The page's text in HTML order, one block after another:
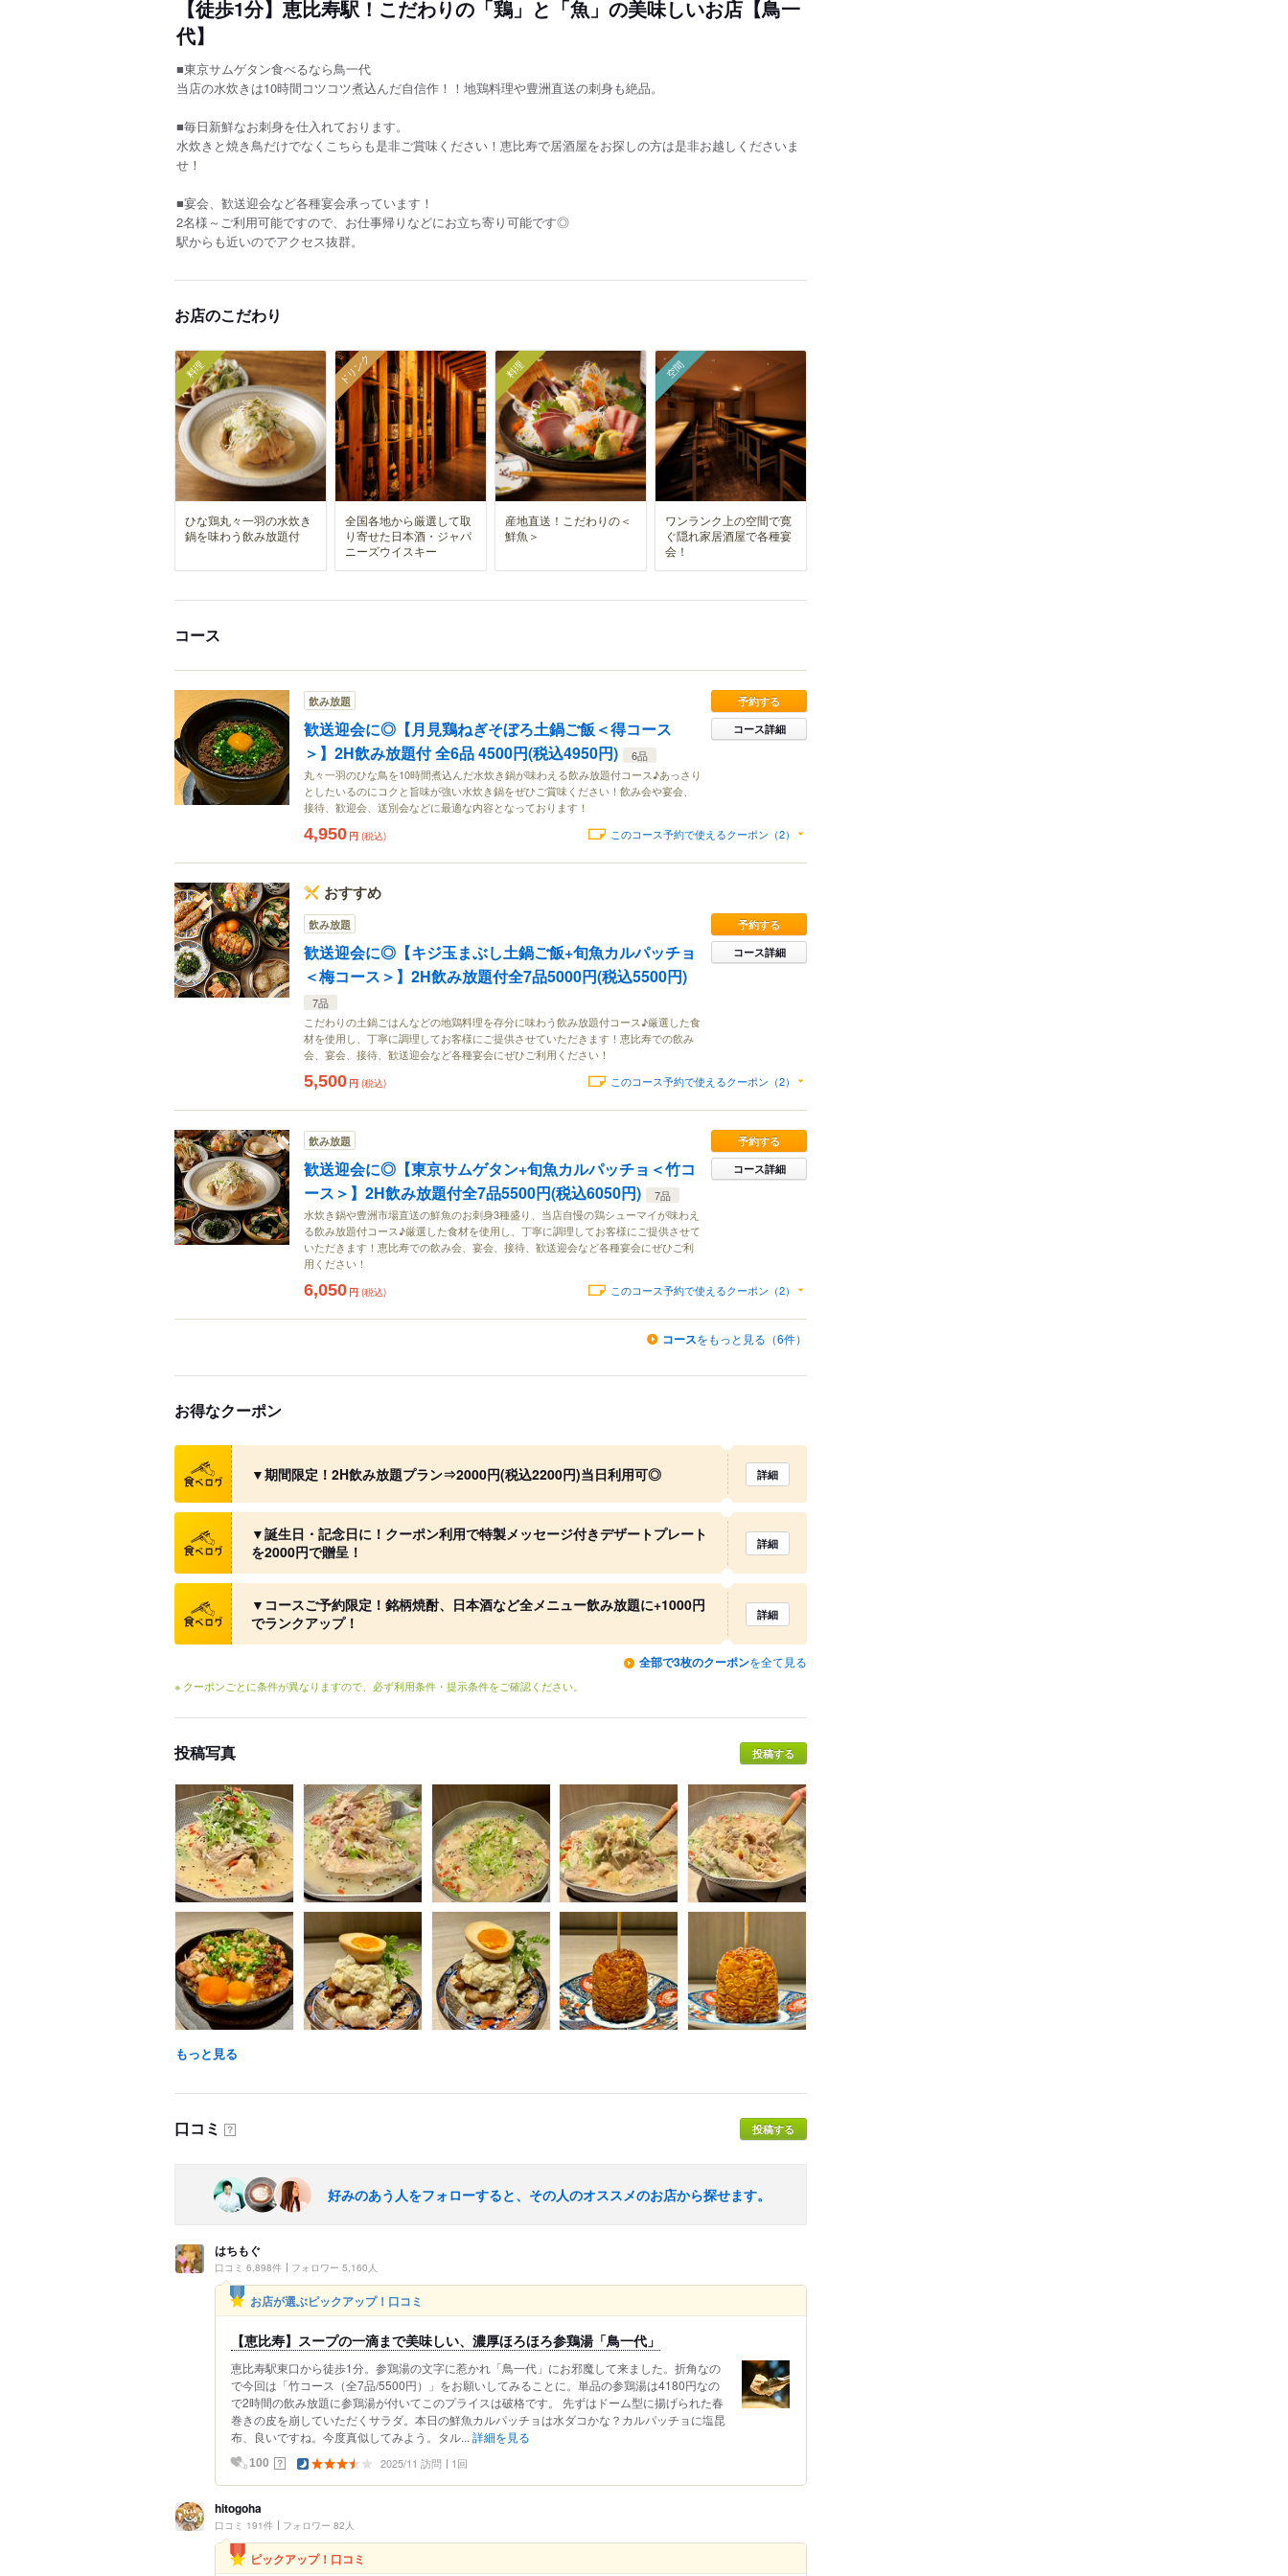
【徒歩1分】恵比寿駅！こだわりの「鶏」と「魚」の美味しいお店【鳥一
代】
■東京サムゲタン食べるなら鳥一代
当店の水炊きは10時間コツコツ煮込んだ自信作！！地鶏料理や豊洲直送の刺身も絶品。
■毎日新鮮なお刺身を仕入れております。
水炊きと焼き鳥だけでなくこちらも是非ご賞味ください！恵比寿で居酒屋をお探しの方は是非お越しくださいま
せ！
■宴会、歓送迎会など各種宴会承っています！
2名様～ご利用可能ですので、お仕事帰りなどにお立ち寄り可能です◎
駅からも近いのでアクセス抜群。
お店のこだわり
料理
ひな鶏丸々一羽の水炊き
鍋を味わう飲み放題付
ドリンク
全国各地から厳選して取
り寄せた日本酒・ジャパ
ニーズウイスキー
料理
産地直送！こだわりの＜
鮮魚＞
空間
ワンランク上の空間で寛
ぐ隠れ家居酒屋で各種宴
会！
コース
飲み放題
歓送迎会に◎【月見鶏ねぎそぼろ土鍋ご飯＜得コース
＞】2H飲み放題付 全6品 4500円(税込4950円)
6品
丸々一羽のひな鳥を10時間煮込んだ水炊き鍋が味わえる飲み放題付コース♪あっさり
としたいるのにコクと旨味が強い水炊き鍋をぜひご賞味ください！飲み会や宴会、
接待、歓迎会、送別会などに最適な内容となっております！
予約する
コース詳細
4,950 円 (税込) このコース予約で使えるクーポン（2）
おすすめ
飲み放題
歓送迎会に◎【キジ玉まぶし土鍋ご飯+旬魚カルパッチョ
＜梅コース＞】2H飲み放題付全7品5000円(税込5500円)
7品
こだわりの土鍋ごはんなどの地鶏料理を存分に味わう飲み放題付コース♪厳選した食
材を使用し、丁寧に調理してお客様にご提供させていただきます！恵比寿での飲み
会、宴会、接待、歓送迎会など各種宴会にぜひご利用ください！
予約する
コース詳細
5,500 円 (税込) このコース予約で使えるクーポン（2）
飲み放題
歓送迎会に◎【東京サムゲタン+旬魚カルパッチョ＜竹コ
ース＞】2H飲み放題付全7品5500円(税込6050円)
7品
水炊き鍋や豊洲市場直送の鮮魚のお刺身3種盛り、当店自慢の鶏シューマイが味わえ
る飲み放題付コース♪厳選した食材を使用し、丁寧に調理してお客様にご提供させて
いただきます！恵比寿での飲み会、宴会、接待、歓送迎会など各種宴会にぜひご利
用ください！
予約する
コース詳細
6,050 円 (税込) このコース予約で使えるクーポン（2）
コースをもっと見る（6件）
お得なクーポン
クーポン
▼期間限定！2H飲み放題プラン⇒2000円(税込2200円)当日利用可◎ 詳細
クーポン
▼誕生日・記念日に！クーポン利用で特製メッセージ付きデザートプレート
を2000円で贈呈！
詳細
クーポン
▼コースご予約限定！銘柄焼酎、日本酒など全メニュー飲み放題に+1000円
でランクアップ！
詳細
全部で3枚のクーポンを全て見る
※ クーポンごとに条件が異なりますので、必ず利用条件・提示条件をご確認ください。
投稿写真 投稿する
もっと見る
口コミ ？ 投稿する
好みのあう人をフォローすると、その人のオススメのお店から探せます。
はちもぐ
口コミ 6,898件 フォロワー 5,160人
お店が選ぶピックアップ！口コミ
【恵比寿】スープの一滴まで美味しい、濃厚ほろほろ参鶏湯「鳥一代」
恵比寿駅東口から徒歩1分。参鶏湯の文字に惹かれ「鳥一代」にお邪魔して来ました。折角なの
で今回は「竹コース（全7品/5500円）」をお願いしてみることに。単品の参鶏湯は4180円なの
で2時間の飲み放題に参鶏湯が付いてこのプライスは破格です。 先ずはドーム型に揚げられた春
巻きの皮を崩していただくサラダ。本日の鮮魚カルパッチョは水ダコかな？カルパッチョに塩昆
布、良いですね。今度真似してみよう。タル... 詳細を見る
100 ？ 2025/11 訪問 1回
hitogoha
口コミ 191件 フォロワー 82人
ピックアップ！口コミ